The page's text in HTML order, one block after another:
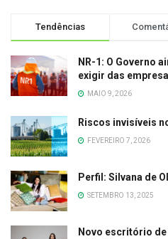
Tendências
NR-1: O Governo
exigir das
MAIO 9, 2026
Riscos invisíveis
FEVEREIRO 7, 2026
Perfil: Silvana de
SETEMBRO 13, 2025
Novo escritório